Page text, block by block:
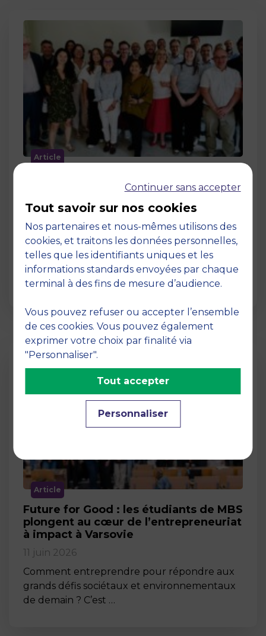
Article
de l’Économie Numérique 2026 : un
engagement au service de
l’innovation en occitanie
12 juin 2026
La semaine dernière, le campus de MBS
School of Business a ouvert ses portes aux
jurys des Trophées …
Article
Future for Good : les étudiants de MBS
plongent au cœur de l’entrepreneuriat
à impact à Varsovie
11 juin 2026
Comment entreprendre pour répondre aux
grands défis sociétaux et environnementaux
de demain ? C’est …
Continuer sans accepter
Tout savoir sur nos cookies
Nos partenaires et nous-mêmes utilisons des
cookies, et traitons les données personnelles,
telles que les identifiants uniques et les
informations standards envoyées par chaque
terminal à des fins de mesure d’audience.
Vous pouvez refuser ou accepter l’ensemble
de ces cookies. Vous pouvez également
exprimer votre choix par finalité via
"Personnaliser".
Personnaliser
Tout accepter